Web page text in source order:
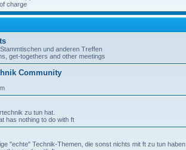
charge
und anderen Treffen
get-togethers and other meetings
Community
zu tun hat.
has nothing to do with ft
"echte" Technik-Themen, die sonst nichts mit ft zu tun haben